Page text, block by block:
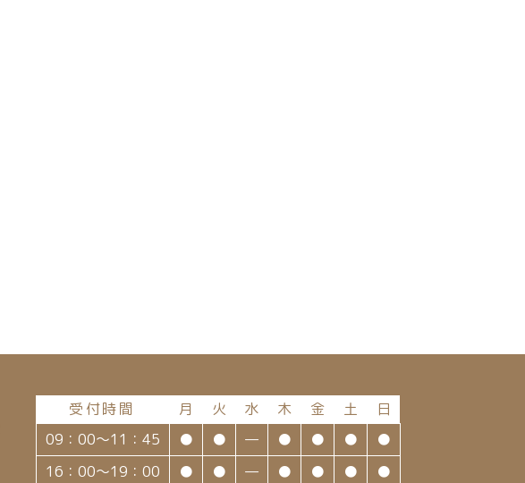
受付時間 月 火 水 木 金 土
日
09：00～11：45
● ● — ● ● ●
●
16：00～19：00
● ● — ● ● ● ●